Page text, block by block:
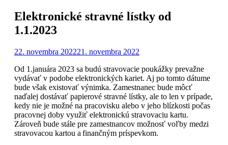
Elektronické stravné lístky od
1.1.2023
22. novembra 202221. novembra 2022
Od 1.januára 2023 sa budú stravovacie poukážky prevažne
vydávať v podobe elektronických kariet. Aj po tomto dátume
bude však existovať výnimka. Zamestnanec bude môcť
naďalej dostávať papierové stravné lístky, ale to len v prípade,
kedy nie je možné na pracovisku alebo v jeho blízkosti počas
pracovnej doby využiť elektronickú stravovaciu kartu.
Zároveň bude stále pre zamestnancov možnosť voľby medzi
stravovacou kartou a finančným príspevkom.